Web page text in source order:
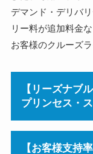
デマンド・デリバ
リー料が追加料金
お客様のクルーズ
【リーズナブ
プリンセス・
【お客様支持率